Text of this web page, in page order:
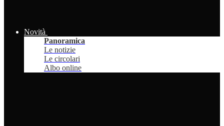
Novità
Panoramica
Le notizie
Le circolari
Albo online